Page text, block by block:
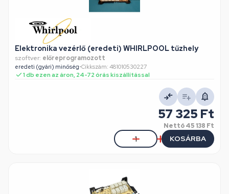
Elektronika vezérlő (eredeti) WHIRLPOOL tűzhely
szoftver: előreprogramozott
eredeti (gyári) minőség•Cikkszám: 481010530227
1 db ezen az áron, 24-72 órás kiszállítással
57 325 Ft
Nettó45 138 Ft
KOSÁRBA